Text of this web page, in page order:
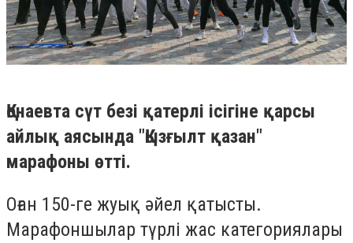
Қонаевта сүт безі қатерлі ісігіне қарсы
айлық аясында "Қызғылт қазан"
марафоны өтті.
Оған 150-ге жуық әйел қатысты.
Марафоншылар түрлі жас категориялары